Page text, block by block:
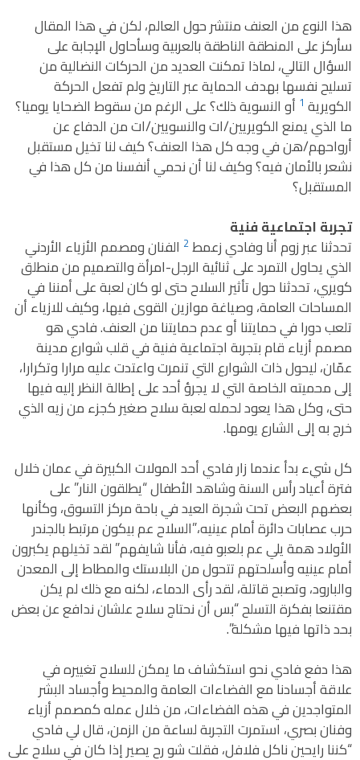
هذا النوع من العنف منتشر حول العالم، لكن في هذا المقال
سأركز على المنطقة الناطقة بالعربية وسأحاول الإجابة على
السؤال التالي، لماذا تمكنت العديد من الحركات النضالية من
تسليح نفسها بهدف الحماية عبر التاريخ ولم تفعل الحركة
الكويرية 1 أو النسوية ذلك؟ على الرغم من سقوط الضحايا يوميا؟
ما الذي يمنع الكويريين/ات والنسويين/ات من الدفاع عن
أرواحهم/هن في وجه كل هذا العنف؟ كيف لنا تخيل مستقبل
نشعر بالأمان فيه؟ وكيف لنا أن نحمي أنفسنا من كل هذا في
المستقبل؟
تجربة اجتماعية فنية
تحدثنا عبر زوم أنا وفادي زعمط2 الفنان ومصمم الأزياء الأردني
الذي يحاول التمرد على ثنائية الرجل-امرأة والتصميم من منطلق
كويري، تحدثنا حول تأثير السلاح حتى لو كان لعبة على أمننا في
المساحات العامة، وصياغة موازين القوى فيها، وكيف للازياء أن
تلعب دورا في حمايتنا أو عدم حمايتنا من العنف. فادي هو
مصمم أزياء قام بتجربة اجتماعية فنية في قلب شوارع مدينة
عمّان، ليحول ذات الشوارع التي تنمرت واعتدت عليه مرارا وتكرارا،
إلى محميته الخاصة التي لا يجرؤ أحد على إطالة النظر إليه فيها
حتى، وكل هذا يعود لحمله لعبة سلاح صغير كجزء من زيه الذي
خرج به إلى الشارع يومها.
كل شيء بدأ عندما زار فادي أحد المولات الكبيرة في عمان خلال
فترة أعياد رأس السنة وشاهد الأطفال “يطلقون النار” على
بعضهم البعض تحت شجرة العيد في باحة مركز التسوق، وكأنها
حرب عصابات دائرة أمام عينيه،”السلاح عم بيكون مرتبط بالجندر
الأولاد همة يلي عم بلعبو فيه، فأنا شايفهم” لقد تخيلهم يكبرون
أمام عينيه وأسلحتهم تتحول من البلاستك والمطاط إلى المعدن
والبارود، وتصبح قاتلة، لقد رأى الدماء، لكنه مع ذلك لم يكن
مقتنعا بفكرة التسلح “بس أن نحتاج سلاح علشان ندافع عن بعض
بحد ذاتها فيها مشكلة”.
هذا دفع فادي نحو استكشاف ما يمكن للسلاح تغييره في
علاقة أجسادنا مع الفضاءات العامة والمحيط وأجساد البشر
المتواجدين في هذه الفضاءات، من خلال عمله كمصمم أزياء
وفنان بصري، استمرت التجربة لساعة من الزمن، قال لي فادي
“كننا رايحين ناكل فلافل، فقلت شو رح يصير إذا كان في سلاح على